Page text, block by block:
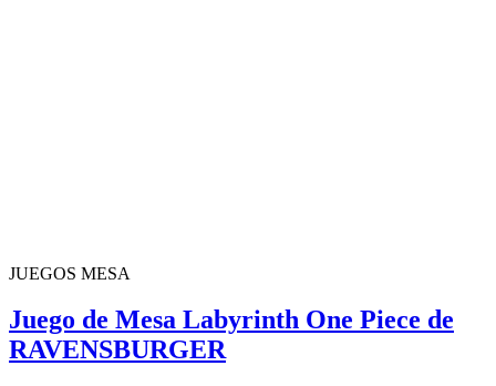
JUEGOS MESA
Juego de Mesa Labyrinth One Piece de
RAVENSBURGER